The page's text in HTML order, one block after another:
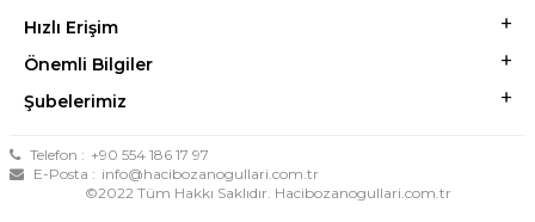
Hızlı Erişim
Önemli Bilgiler
Şubelerimiz
Telefon : +90 554 186 17 97
E-Posta : info@hacibozanogullari.com.tr
©2022 Tüm Hakkı Saklıdır. Hacibozanogullari.com.tr